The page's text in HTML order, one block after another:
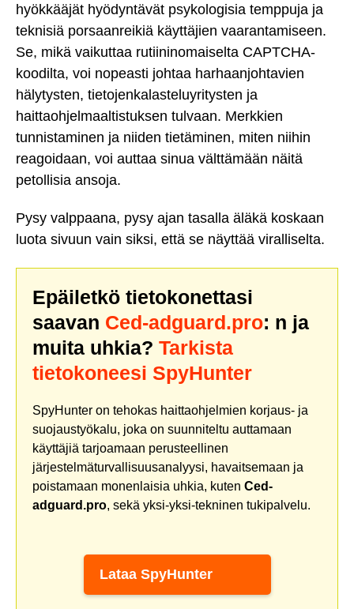
hyökkääjät hyödyntävät psykologisia temppuja ja
teknisiä porsaanreikiä käyttäjien vaarantamiseen.
Se, mikä vaikuttaa rutiininomaiselta CAPTCHA-
koodilta, voi nopeasti johtaa harhaanjohtavien
hälytysten, tietojenkalasteluyritysten ja
haittaohjelmaaltistuksen tulvaan. Merkkien
tunnistaminen ja niiden tietäminen, miten niihin
reagoidaan, voi auttaa sinua välttämään näitä
petollisia ansoja.
Pysy valppaana, pysy ajan tasalla äläkä koskaan
luota sivuun vain siksi, että se näyttää viralliselta.
Epäiletkö tietokonettasi
saavan Ced-adguard.pro: n ja
muita uhkia? Tarkista
tietokoneesi SpyHunter
SpyHunter on tehokas haittaohjelmien korjaus- ja
suojaustyökalu, joka on suunniteltu auttamaan
käyttäjiä tarjoamaan perusteellinen
järjestelmäturvallisuusanalyysi, havaitsemaan ja
poistamaan monenlaisia uhkia, kuten Ced-
adguard.pro, sekä yksi-yksi-tekninen tukipalvelu.
Lataa SpyHunter